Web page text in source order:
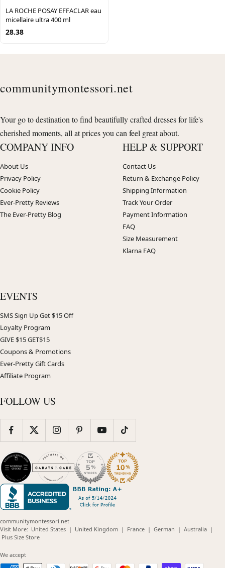
LA ROCHE POSAY EFFACLAR eau
micellaire ultra 400 ml
28.38
communitymontessori.net
Your go to destination to find beautifully crafted dresses for life's
cherished moments, all at prices you can feel great about.
COMPANY INFO
About Us
Privacy Policy
Cookie Policy
Ever-Pretty Reviews
The Ever-Pretty Blog
HELP & SUPPORT
Contact Us
Return & Exchange Policy
Shipping Information
Track Your Order
Payment Information
FAQ
Size Measurement
Klarna FAQ
EVENTS
SMS Sign Up Get $15 Off
Loyalty Program
GIVE $15 GET$15
Coupons & Promotions
Ever-Pretty Gift Cards
Affiliate Program
FOLLOW US
communitymontessori.net
Visit More: United States(opens
| United Kingdom(opens
| France(opens
| German (opens
| Australia(opens
|
Plus Size Store(opens
We accept